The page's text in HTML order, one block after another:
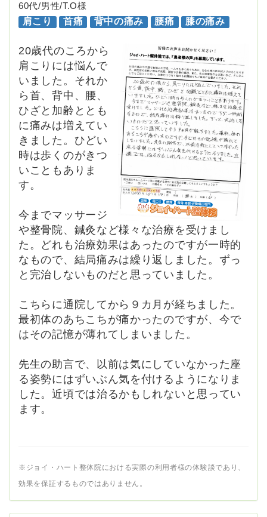
60代/男性/T.O様
肩こり
首痛 背中の痛み 腰痛 膝の痛み
20歳代のころから
肩こりには悩んで
いました。それか
ら首、背中、腰、
ひざと加齢ととも
に痛みは増えてい
きました。ひどい
時は歩くのがきつ
いこともありま
す。
今までマッサージ
や整骨院、鍼灸など様々な治療を受けまし
た。どれも治療効果はあったのですが一時的
なもので、結局痛みは繰り返しました。ずっ
と完治しないものだと思っていました。
こちらに通院してから９カ月が経ちました。
最初体のあちこちが痛かったのですが、今で
はその記憶が薄れてしまいました。
先生の助言で、以前は気にしていなかった座
る姿勢にはずいぶん気を付けるようになりま
した。近頃では治るかもしれないと思ってい
ます。
※ジョイ・ハート整体院における実際の利用者様の体験談であり、
効果を保証するものではありません。